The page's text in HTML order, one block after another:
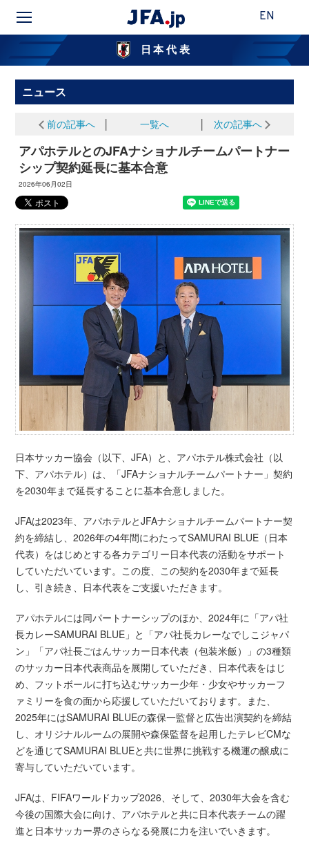
EN
日本代表
ニュース
前の記事へ 一覧へ 次の記事へ
アパホテルとのJFAナショナルチームパートナー
シップ契約延長に基本合意
2026年06月02日
日本サッカー協会（以下、JFA）と、アパホテル株式会社（以
下、アパホテル）は、「JFAナショナルチームパートナー」契約
を2030年まで延長することに基本合意しました。
JFAは2023年、アパホテルとJFAナショナルチームパートナー契
約を締結し、2026年の4年間にわたってSAMURAI BLUE（日本
代表）をはじめとする各カテゴリー日本代表の活動をサポート
していただいています。この度、この契約を2030年まで延長
し、引き続き、日本代表をご支援いただきます。
アパホテルには同パートナーシップのほか、2024年に「アパ社
長カレーSAMURAI BLUE」と「アパ社長カレーなでしこジャパ
ン」「アパ社長ごはんサッカー日本代表（包装米飯）」の3種類
のサッカー日本代表商品を展開していただき、日本代表をはじ
め、フットボールに打ち込むサッカー少年・少女やサッカーフ
ァミリーを食の面から応援していただいております。また、
2025年にはSAMURAI BLUEの森保一監督と広告出演契約を締結
し、オリジナルルームの展開や森保監督を起用したテレビCMな
どを通じてSAMURAI BLUEと共に世界に挑戦する機運の醸成に
寄与していただいています。
JFAは、FIFAワールドカップ2026、そして、2030年大会を含む
今後の国際大会に向け、アパホテルと共に日本代表チームの躍
進と日本サッカー界のさらなる発展に力を注いでいきます。